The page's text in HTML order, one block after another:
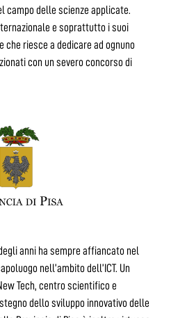
campo delle scienze applicate.
e soprattutto i suoi
riesce a dedicare ad ognuno
con un severo concorso di
anni ha sempre affiancato nel
nell’ambito dell’ICT. Un
Tech, centro scientifico e
dello sviluppo innovativo delle